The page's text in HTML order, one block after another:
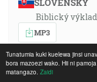
Tunatumia kuki kuelewa jinsi
bora mazoezi wako. Hii ni
matangazo. Zaidi
SLOVENSKY
Biblický výklad
MP3